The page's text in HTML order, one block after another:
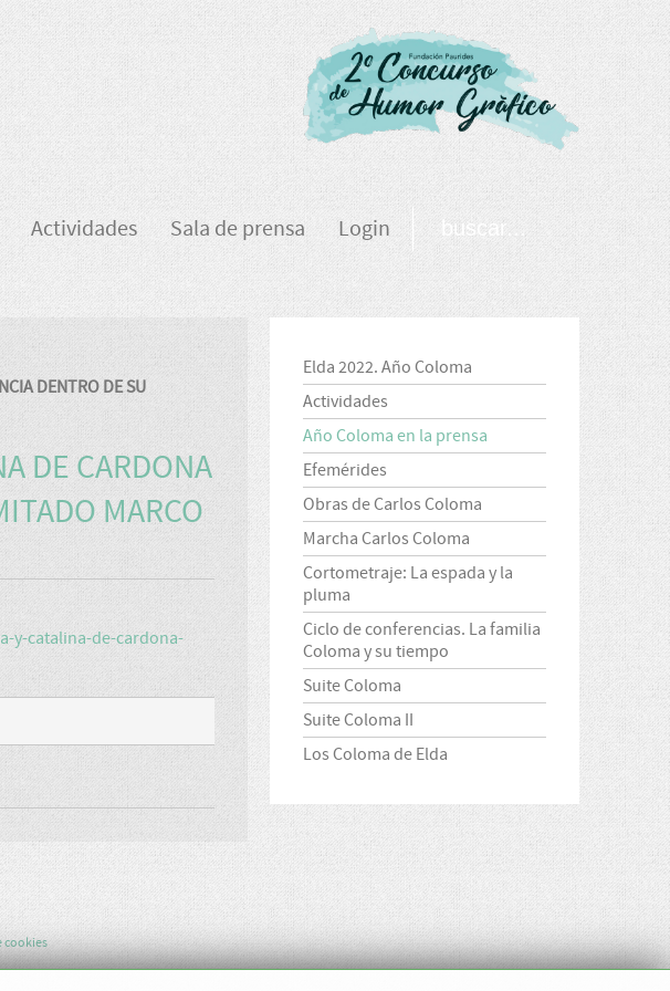
Actividades Sala de prensa Login
DENTRO DE SU
DE CARDONA
MARCO
y-catalina-de-cardona-
Elda 2022. Año Coloma
Actividades
Año Coloma en la prensa
Efemérides
Obras de Carlos Coloma
Marcha Carlos Coloma
Cortometraje: La espada y la
pluma
Ciclo de conferencias. La familia
Coloma y su tiempo
Suite Coloma
Suite Coloma II
Los Coloma de Elda
cookies